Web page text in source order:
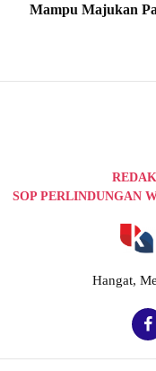
Mampu Majukan
SOP PERLINDUNGAN
Hangat,